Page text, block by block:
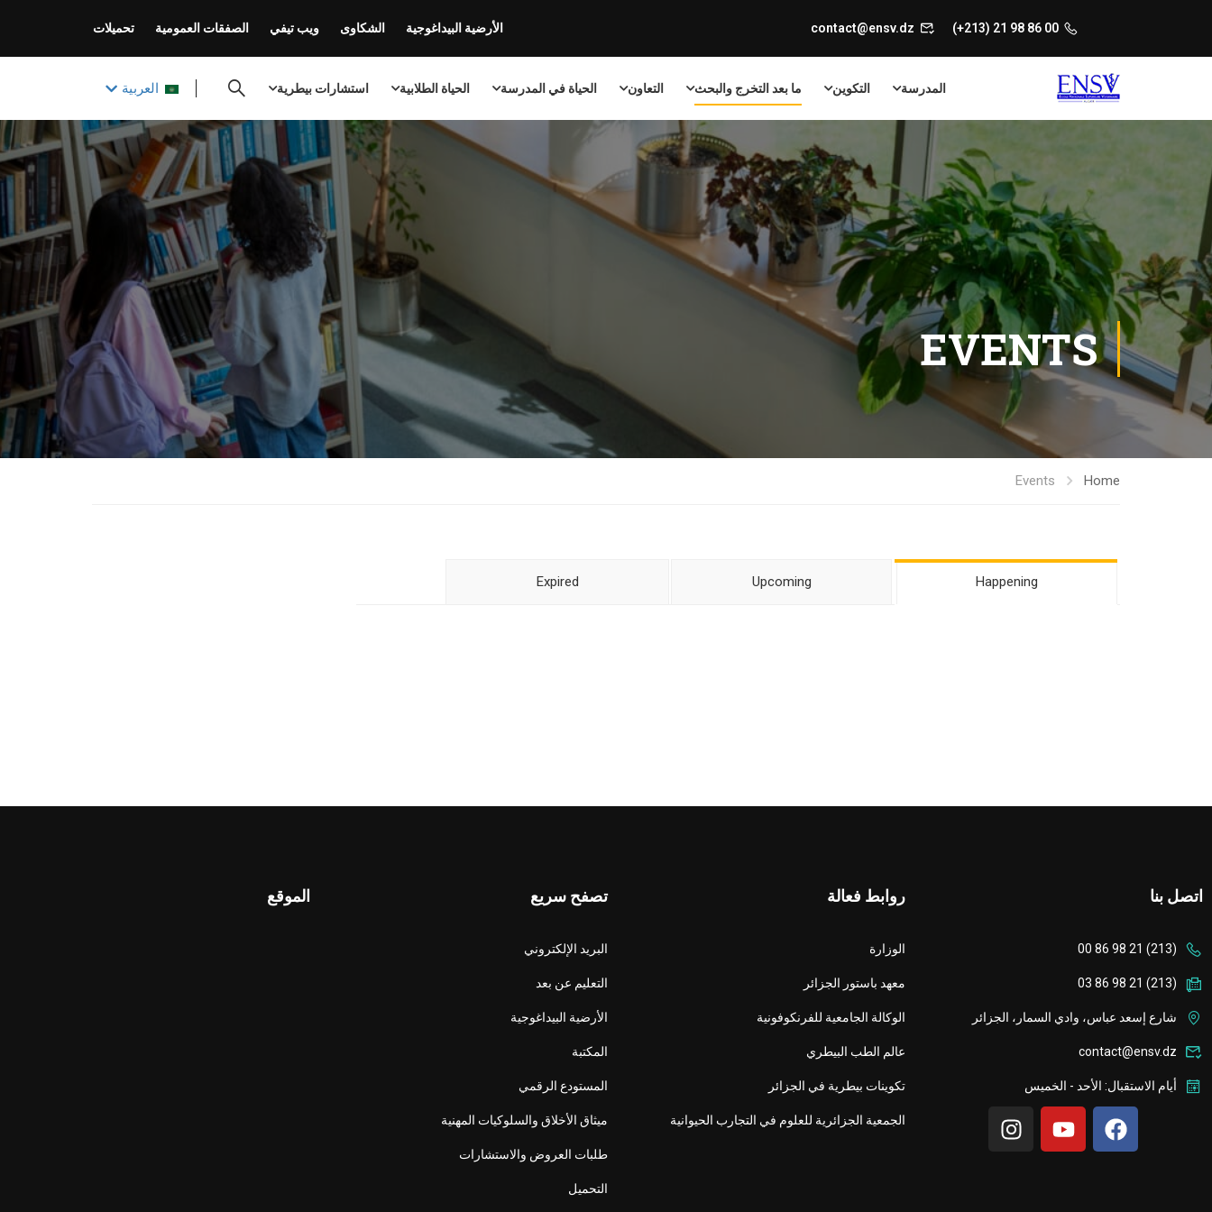
00 86 98 21 (213+)
contact@ensv.dz الأرضية البيداغوجية الشكاوى ويب تيفي الصفقات العمومية تحميلات
المدرسة التكوين ما بعد التخرج والبحث التعاون الحياة في المدرسة الحياة الطلابية استشارات بيطرية العربية
EVENTS
Home
Events
Happening
Upcoming
Expired
اتصل بنا
(213) 21 98 86 00
(213) 21 98 86 03
شارع إسعد عباس، وادي السمار، الجزائر
contact@ensv.dz
أيام الاستقبال: الأحد - الخميس
روابط فعالة
الوزارة
معهد باستور الجزائر
الوكالة الجامعية للفرنكوفونية
عالم الطب البيطري
تكوينات بيطرية في الجزائر
الجمعية الجزائرية للعلوم في التجارب الحيوانية
تصفح سريع
البريد الإلكتروني
التعليم عن بعد
الأرضية البيداغوجية
المكتبة
المستودع الرقمي
ميثاق الأخلاق والسلوكيات المهنية
طلبات العروض والاستشارات
التحميل
الموقع